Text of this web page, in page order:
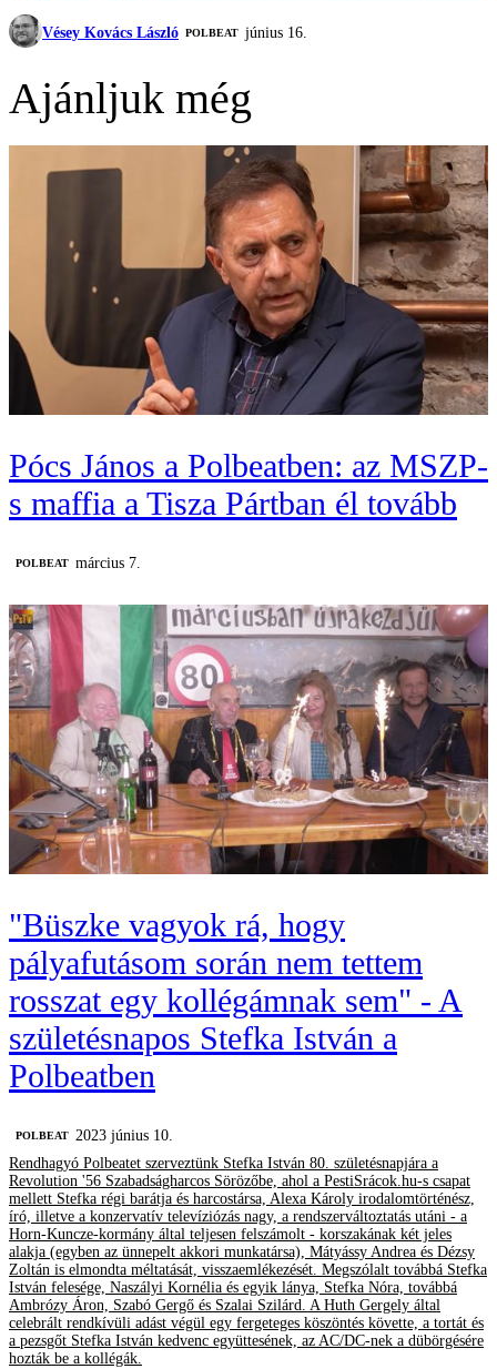
Vésey Kovács László ‎POLBEAT június 16.
Ajánljuk még
Pócs János a Polbeatben: az MSZP-
s maffia a Tisza Pártban él tovább
‎POLBEAT március 7.
"Büszke vagyok rá, hogy
pályafutásom során nem tettem
rosszat egy kollégámnak sem" - A
születésnapos Stefka István a
Polbeatben
‎POLBEAT 2023 június 10.
Rendhagyó Polbeatet szerveztünk Stefka István 80. születésnapjára a
Revolution '56 Szabadságharcos Sörözőbe, ahol a PestiSrácok.hu-s csapat
mellett Stefka régi barátja és harcostársa, Alexa Károly irodalomtörténész,
író, illetve a konzervatív televíziózás nagy, a rendszerváltoztatás utáni - a
Horn-Kuncze-kormány által teljesen felszámolt - korszakának két jeles
alakja (egyben az ünnepelt akkori munkatársa), Mátyássy Andrea és Dézsy
Zoltán is elmondta méltatását, visszaemlékezését. Megszólalt továbbá Stefka
István felesége, Naszályi Kornélia és egyik lánya, Stefka Nóra, továbbá
Ambrózy Áron, Szabó Gergő és Szalai Szilárd. A Huth Gergely által
celebrált rendkívüli adást végül egy fergeteges köszöntés követte, a tortát és
a pezsgőt Stefka István kedvenc együttesének, az AC/DC-nek a dübörgésére
hozták be a kollégák.